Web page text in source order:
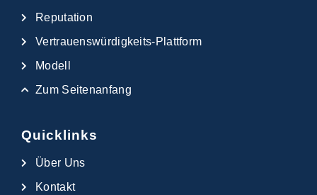
Reputation
Vertrauenswürdigkeits-Plattform
Modell
Zum Seitenanfang
Quicklinks
Über Uns
Kontakt